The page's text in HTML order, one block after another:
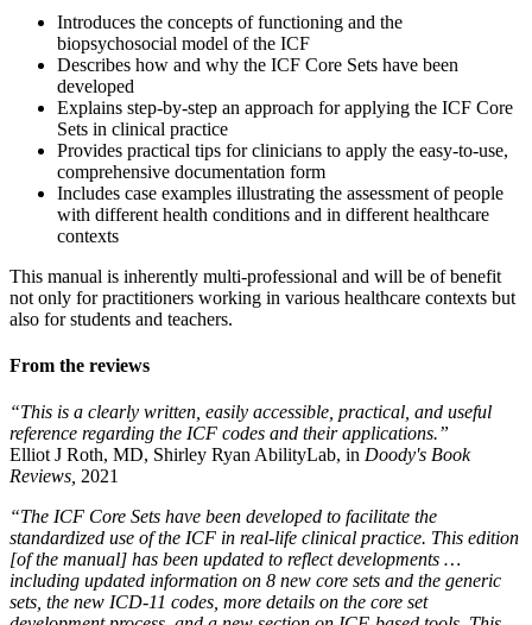
Introduces the concepts of functioning and the
biopsychosocial model of the ICF
Describes how and why the ICF Core Sets have been
developed
Explains step-by-step an approach for applying the ICF Core
Sets in clinical practice
Provides practical tips for clinicians to apply the easy-to-use,
comprehensive documentation form
Includes case examples illustrating the assessment of people
with different health conditions and in different healthcare
contexts
This manual is inherently multi-professional and will be of benefit
not only for practitioners working in various healthcare contexts but
also for students and teachers.
From the reviews
“This is a clearly written, easily accessible, practical, and useful
reference regarding the ICF codes and their applications.”
Elliot J Roth, MD, Shirley Ryan AbilityLab, in Doody's Book
Reviews, 2021
“The ICF Core Sets have been developed to facilitate the
standardized use of the ICF in real-life clinical practice. This edition
[of the manual] has been updated to reflect developments …
including updated information on 8 new core sets and the generic
sets, the new ICD-11 codes, more details on the core set